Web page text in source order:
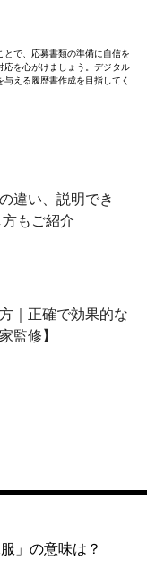
とで、応募書類の準備に自信を
応を心がけましょう。デジタル
える履歴書作成を目指してく
違い、説明でき
もご紹介
｜正確で効果的な
監修】
」の意味は？